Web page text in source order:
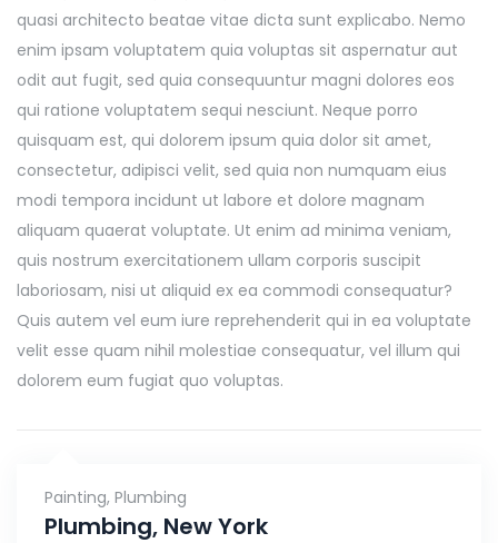
quasi architecto beatae vitae dicta sunt explicabo. Nemo
enim ipsam voluptatem quia voluptas sit aspernatur aut
odit aut fugit, sed quia consequuntur magni dolores eos
qui ratione voluptatem sequi nesciunt. Neque porro
quisquam est, qui dolorem ipsum quia dolor sit amet,
consectetur, adipisci velit, sed quia non numquam eius
modi tempora incidunt ut labore et dolore magnam
aliquam quaerat voluptate. Ut enim ad minima veniam,
quis nostrum exercitationem ullam corporis suscipit
laboriosam, nisi ut aliquid ex ea commodi consequatur?
Quis autem vel eum iure reprehenderit qui in ea voluptate
velit esse quam nihil molestiae consequatur, vel illum qui
dolorem eum fugiat quo voluptas.
Painting, Plumbing
Plumbing, New York